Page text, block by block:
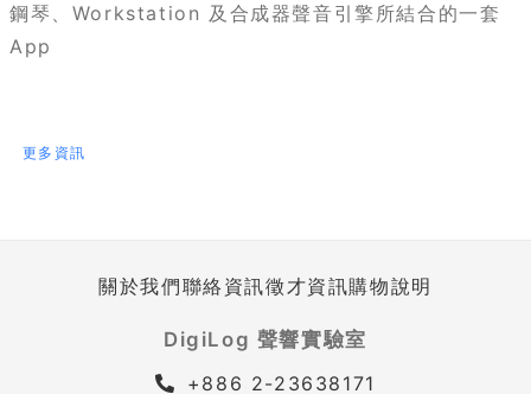
鋼琴、Workstation 及合成器聲音引擎所結合的一套
App
更多資訊
關於我們聯絡資訊徵才資訊購物說明
DigiLog 聲響實驗室
+886 2-23638171